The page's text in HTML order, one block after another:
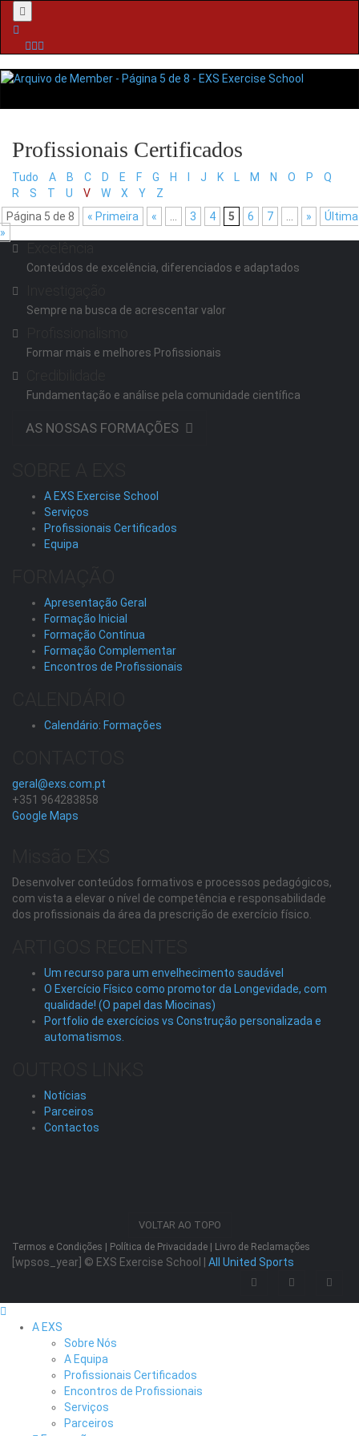
Menu
Tudo A B C D E F G H J K L M N O P
Q
R
S T U V W X Y
Z
Página 5 de 8
« Primeira « 3 4 5 6 7 »
Última
»
Conteúdos de excelência, diferenciados e adaptados
Sempre na busca de acrescentar valor
Formar mais e melhores Profissionais
Fundamentação e análise pela comunidade científica
AS NOSSAS FORMAÇÕES
A EXS Exercise School
Serviços
Profissionais Certificados
Equipa
Apresentação Geral
Formação Inicial
Formação Contínua
Formação Complementar
Encontros de Profissionais
Calendário: Formações
geral@exs.com.pt
+351 964283858
Google Maps
Desenvolver conteúdos formativos e processos pedagógicos,
com vista a elevar o nível de competência e responsabilidade
dos profissionais da área da prescrição de exercício físico.
Um recurso para um envelhecimento saudável
O Exercício Físico como promotor da Longevidade, com
qualidade! (O papel das Miocinas)
Portfolio de exercícios vs Construção personalizada e
automatismos.
Notícias
Parceiros
Contactos
VOLTAR AO TOPO
Termos e Condições Política de Privacidade Livro de Reclamações
[wpsos_year] © EXS Exercise School | All United Sports
A EXS
Sobre Nós
A Equipa
Profissionais Certificados
Encontros de Profissionais
Serviços
Parceiros